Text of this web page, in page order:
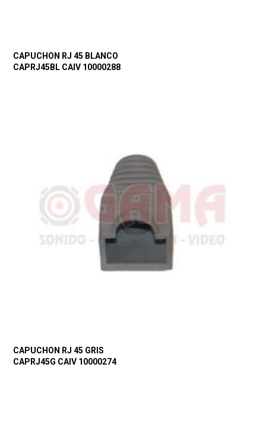
CAPUCHON RJ 45 BLANCO
CAPRJ45BL CAIV 10000288
CAPUCHON RJ 45 GRIS
CAPRJ45G CAIV 10000274